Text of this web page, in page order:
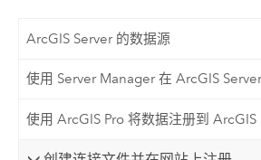
ArcGIS Server 的数据源
使用 Server Manager 在 ArcGIS
使用 ArcGIS Pro 将数据注册到 ArcGIS